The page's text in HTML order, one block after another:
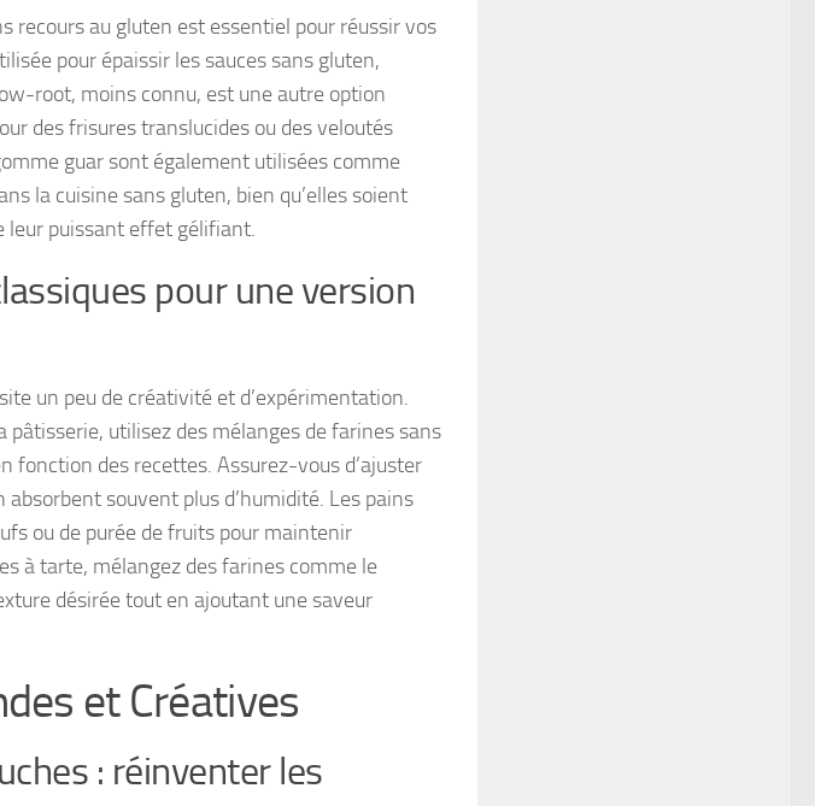
recours au gluten est essentiel pour réussir vos
pour épaissir les sauces sans gluten,
root, moins connu, est une autre option
des frisures translucides ou des veloutés
guar sont également utilisées comme
la cuisine sans gluten, bien qu’elles soient
leur puissant effet gélifiant.
pour une version
un peu de créativité et d’expérimentation.
pâtisserie, utilisez des mélanges de farines sans
fonction des recettes. Assurez-vous d’ajuster
souvent plus d’humidité. Les pains
ou de purée de fruits pour maintenir
à tarte, mélangez des farines comme le
désirée tout en ajoutant une saveur
et Créatives
: réinventer les